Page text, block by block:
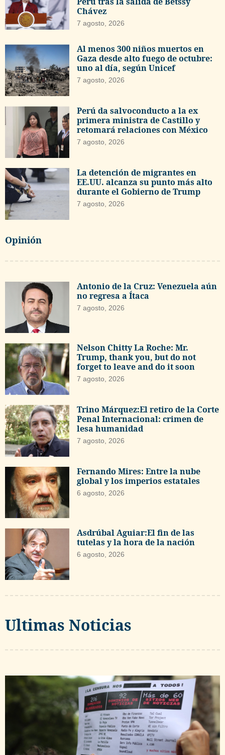
Chávez
7 agosto, 2026
Al menos 300 niños muertos en
Gaza desde alto fuego de octubre:
uno al día, según Unicef
7 agosto, 2026
Perú da salvoconducto a la ex
primera ministra de Castillo y
retomará relaciones con México
7 agosto, 2026
La detención de migrantes en
EE.UU. alcanza su punto más alto
durante el Gobierno de Trump
7 agosto, 2026
Opinión
Antonio de la Cruz: Venezuela aún
no regresa a Ítaca
7 agosto, 2026
Nelson Chitty La Roche: Mr.
Trump, thank you, but do not
forget to leave and do it soon
7 agosto, 2026
Trino Márquez:El retiro de la Corte
Penal Internacional: crimen de
lesa humanidad
7 agosto, 2026
Fernando Mires: Entre la nube
global y los imperios estatales
6 agosto, 2026
Asdrúbal Aguiar:El fin de las
tutelas y la hora de la nación
6 agosto, 2026
Ultimas Noticias